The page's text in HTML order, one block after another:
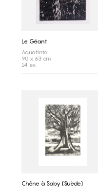
Le Géant
Aquatinte
90 x 63 cm
14 ex.
Chêne à Saby (Suède)